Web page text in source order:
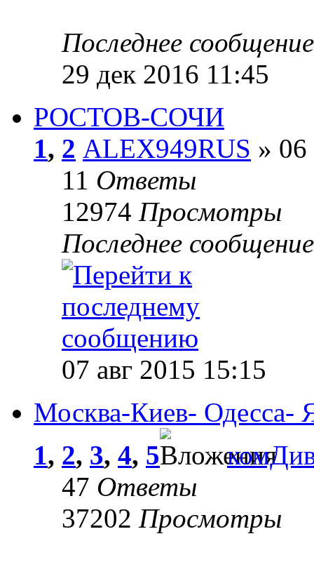
Последнее
29 дек 2016 11:45
РОСТОВ-СОЧИ
1, 2 ALEX949RUS » 06
11 Ответы
12974 Просмотры
Последнее
07 авг 2015 15:15
Москва-Киев- Одесса-
1, 2, 3, 4, 5
47 Ответы
37202 Просмотры